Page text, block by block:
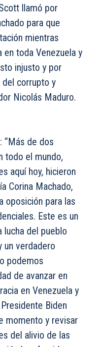
llamó por
para que
mientras
en toda Venezuela y
injusto y por
corrupto y
Nicolás Maduro.
“Más de dos
todo el mundo,
aquí hoy, hicieron
Corina Machado,
oposición para las
Este es un
del pueblo
un verdadero
podemos
de avanzar en
en Venezuela y
Biden
momento y revisar
del alivio de las